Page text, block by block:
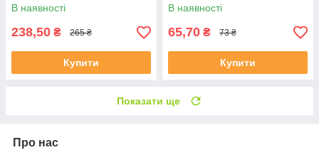
В наявності
238,50 ₴ 265 ₴
Купити
В наявності
65,70 ₴ 73 ₴
Купити
Показати ще
Про нас